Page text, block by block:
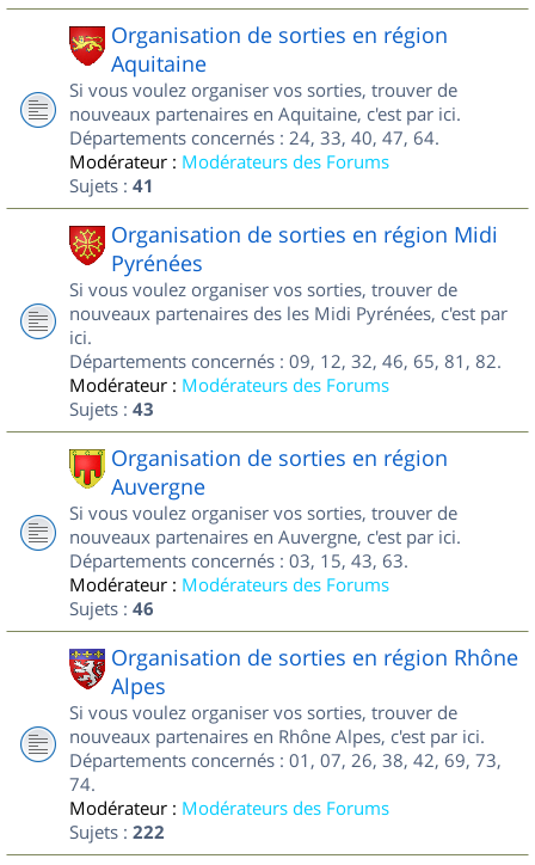
Organisation de sorties en région
Aquitaine
Si vous voulez organiser vos sorties, trouver de
nouveaux partenaires en Aquitaine, c'est par ici.
Départements concernés : 24, 33, 40, 47, 64.
Modérateur : Modérateurs des Forums
Sujets : 41
Organisation de sorties en région Midi
Pyrénées
Si vous voulez organiser vos sorties, trouver de
nouveaux partenaires des les Midi Pyrénées, c'est par
ici.
Départements concernés : 09, 12, 32, 46, 65, 81, 82.
Modérateur : Modérateurs des Forums
Sujets : 43
Organisation de sorties en région
Auvergne
Si vous voulez organiser vos sorties, trouver de
nouveaux partenaires en Auvergne, c'est par ici.
Départements concernés : 03, 15, 43, 63.
Modérateur : Modérateurs des Forums
Sujets : 46
Organisation de sorties en région Rhône
Alpes
Si vous voulez organiser vos sorties, trouver de
nouveaux partenaires en Rhône Alpes, c'est par ici.
Départements concernés : 01, 07, 26, 38, 42, 69, 73,
74.
Modérateur : Modérateurs des Forums
Sujets : 222